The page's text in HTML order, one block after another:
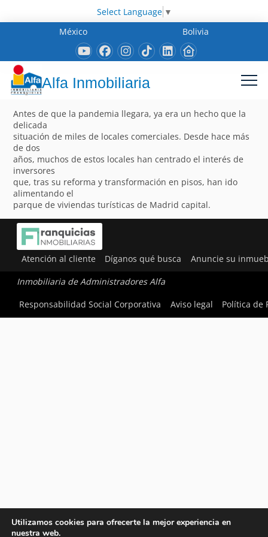
Select Language ▼
México
Bolivia
Alfa Inmobiliaria
Antes de que la pandemia llegara, ya era un hecho que la
delicada
situación de miles de locales comerciales. Desde hace más
de dos
años, muchos de estos locales han centrado el interés de
inversores
que, tras su reforma y transformación en pisos, han ido
alimentando el
parque de viviendas turísticas de Madrid capital.
Atención al cliente Díganos qué busca Anuncie su
Inmobiliaria de Administradores Alfa
Responsabilidad Social Corporativa
Aviso legal Política de
Utilizamos cookies para ofrecerte la mejor experiencia en
nuestra web.